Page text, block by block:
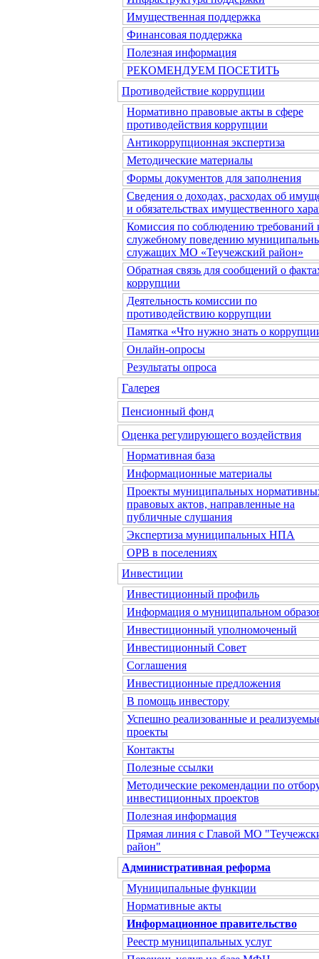
Имущественная поддержка
Финансовая поддержка
Полезная информация
РЕКОМЕНДУЕМ ПОСЕТИТЬ
Противодействие коррупции
Нормативно правовые акты в сфере
противодействия коррупции
Антикоррупционная экспертиза
Методические материалы
Формы документов для заполнения
Сведения о доходах, расходах об
и обязательствах имущественного
Комиссия по соблюдению требований
служебному поведению
служащих МО «Теучежский район»
Обратная связь для сообщений о
коррупции
Деятельность комиссии по
противодействию коррупции
Памятка «Что нужно знать о
Онлайн-опросы
Результаты опроса
Галерея
Пенсионный фонд
Оценка регулирующего воздействия
Нормативная база
Информационные материалы
Проекты муниципальных
правовых актов, направленные на
публичные слушания
Экспертиза муниципальных НПА
ОРВ в поселениях
Инвестиции
Инвестиционный профиль
Информация о муниципальном
Инвестиционный уполномоченый
Инвестиционный Совет
Соглашения
Инвестиционные предложения
В помощь инвестору
Успешно реализованные и
проекты
Контакты
Полезные ссылки
Методические рекомендации по
инвестиционных проектов
Полезная информация
Прямая линия с Главой МО
район"
Административная реформа
Муниципальные функции
Нормативные акты
Информационное правительство
Реестр муниципальных услуг